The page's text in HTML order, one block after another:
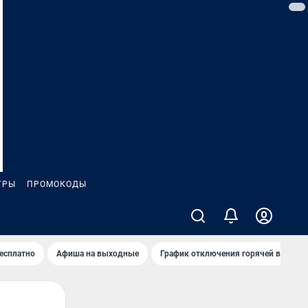
ПРОМОКОДЫ
Афиша на выходные График отключения горячей воды в